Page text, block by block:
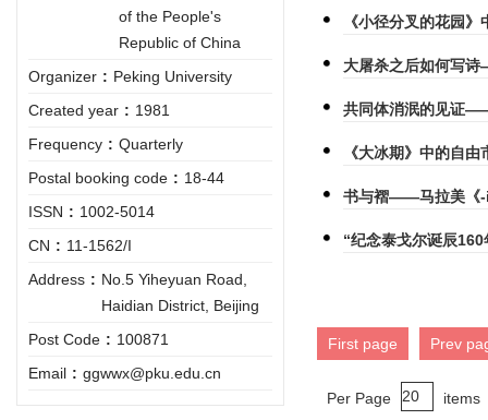
of the People's
Republic of China
Organizer : Peking University
Created year : 1981
Frequency : Quarterly
Postal booking code : 18-44
ISSN : 1002-5014
CN : 11-1562/I
Address : No.5 Yiheyuan Road,
Haidian District, Beijing
Post Code : 100871
Email : ggwwx@pku.edu.cn
《小径分叉的花园
大屠杀之后如何写
共同体消泯的见证
《大冰期》中的自
书与褶——马拉美《-
“纪念泰戈尔诞辰
First page Prev
Per Page items